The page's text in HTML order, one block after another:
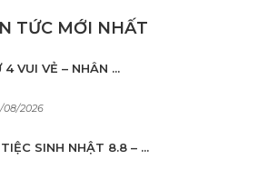
TỨC MỚI NHẤT
4 VUI VẺ – NHÂN ...
08/2026
SINH NHẬT 8.8 – ...